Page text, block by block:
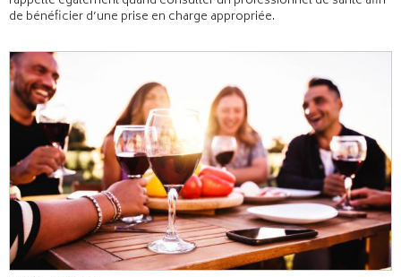
de bénéficier d’une prise en charge appropriée.